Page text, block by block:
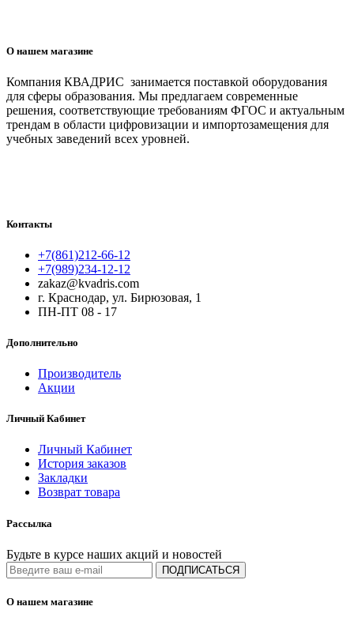
О нашем магазине
Компания КВАДРИС занимается поставкой оборудования
для сферы образования. Мы предлагаем современные
решения, соответствующие требованиям ФГОС и актуальным
трендам в области цифровизации и импортозамещения для
учебных заведений всех уровней.
Контакты
+7(861)212-66-12
+7(989)234-12-12
zakaz@kvadris.com
г. Краснодар, ул. Бирюзовая, 1
ПН-ПТ 08 - 17
Дополнительно
Производитель
Акции
Личный Кабинет
Личный Кабинет
История заказов
Закладки
Возврат товара
Рассылка
Будьте в курсе наших акций и новостей
ПОДПИСАТЬСЯ
О нашем магазине